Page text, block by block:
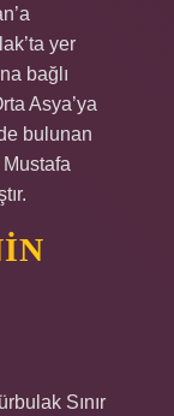
yer
bağlı
Asya’ya
bulunan
Mustafa
Sınır